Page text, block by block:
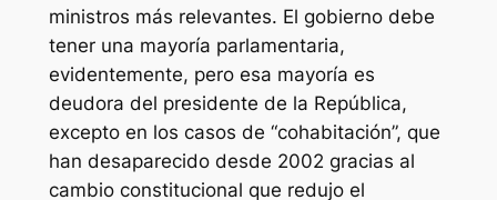
ministros más relevantes. El gobierno debe
tener una mayoría parlamentaria,
evidentemente, pero esa mayoría es
deudora del presidente de la República,
excepto en los casos de “cohabitación”, que
han desaparecido desde 2002 gracias al
cambio constitucional que redujo el